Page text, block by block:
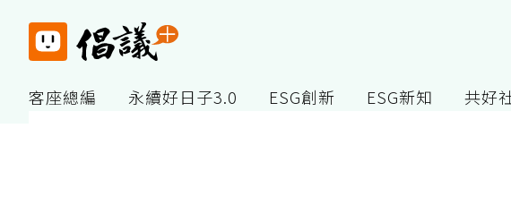
客座總編 永續好日子3.0 ESG創新 ESG新知 共好